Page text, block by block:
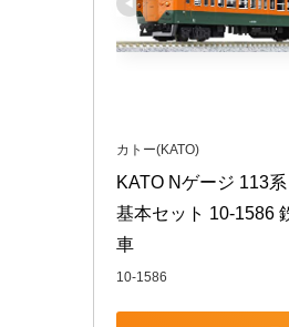
カトー(KATO)
KATO Nゲージ 113
基本セット 10-1586
車
10-1586